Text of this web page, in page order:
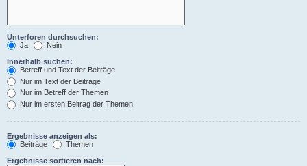
Unterforen durchsuchen:
Ja
Nein
Innerhalb suchen:
Betreff und Text der Beiträge
Nur im Text der Beiträge
Nur im Betreff der Themen
Nur im ersten Beitrag der Themen
Ergebnisse anzeigen als:
Beiträge
Themen
Ergebnisse sortieren nach: